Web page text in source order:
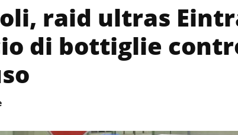
raid ultras
di bottiglie